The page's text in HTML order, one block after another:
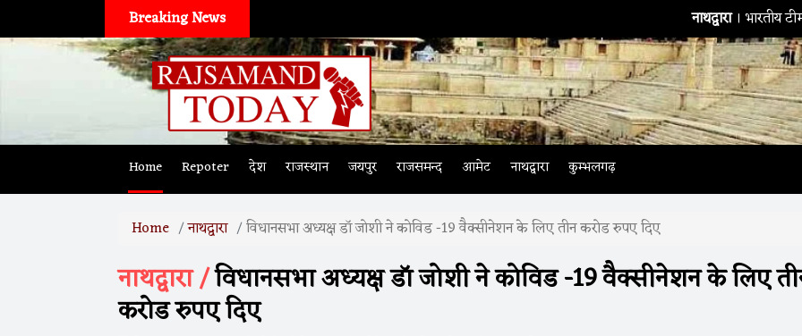
Breaking News । भारतीय टीम के
Home Repoter देश राजस्थान जयपुर राजसमन्द आमेट नाथद्वारा कुम्भलगढ़
Home नाथद्वारा विधानसभा अध्यक्ष डॉ जोशी ने कोविड -19 वैक्सीनेशन के लिए तीन करोड रुपए दिए
नाथद्वारा /विधानसभा अध्यक्ष डॉ जोशी ने कोविड -19 वैक्सीनेशन के लिए
करोड रुपए दिए